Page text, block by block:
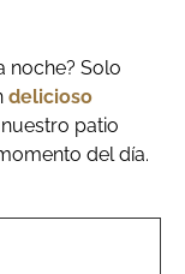
noche? Solo
delicioso
patio
del día.